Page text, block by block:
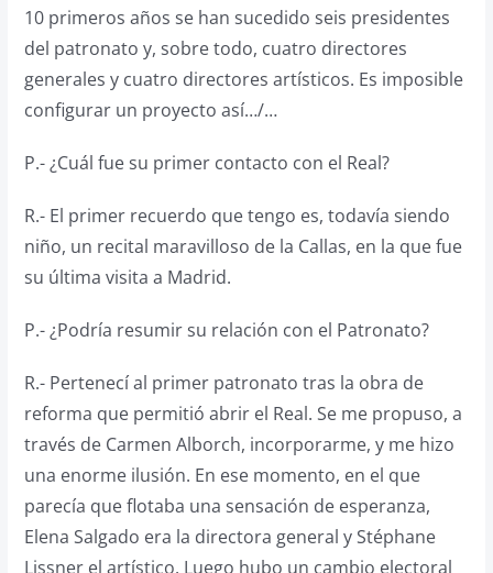
10 primeros años se han sucedido seis presidentes
del patronato y, sobre todo, cuatro directores
generales y cuatro directores artísticos. Es imposible
configurar un proyecto así…/…
P.- ¿Cuál fue su primer contacto con el Real?
R.- El primer recuerdo que tengo es, todavía siendo
niño, un recital maravilloso de la Callas, en la que fue
su última visita a Madrid.
P.- ¿Podría resumir su relación con el Patronato?
R.- Pertenecí al primer patronato tras la obra de
reforma que permitió abrir el Real. Se me propuso, a
través de Carmen Alborch, incorporarme, y me hizo
una enorme ilusión. En ese momento, en el que
parecía que flotaba una sensación de esperanza,
Elena Salgado era la directora general y Stéphane
Lissner el artístico. Luego hubo un cambio electoral